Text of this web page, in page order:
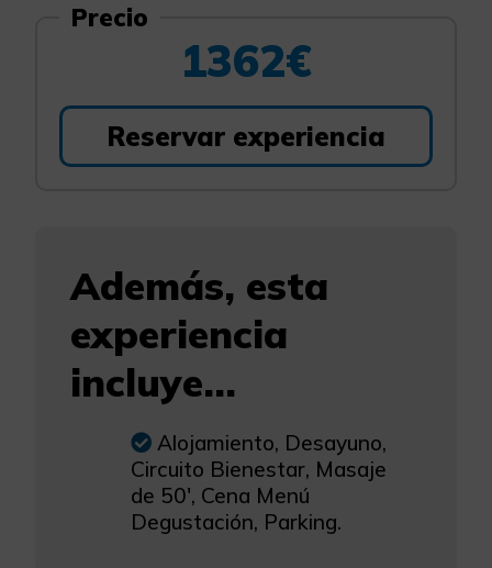
Precio
1362€
Reservar experiencia
Además, esta
experiencia
incluye...
Alojamiento, Desayuno,
Circuito Bienestar, Masaje
de 50', Cena Menú
Degustación, Parking.